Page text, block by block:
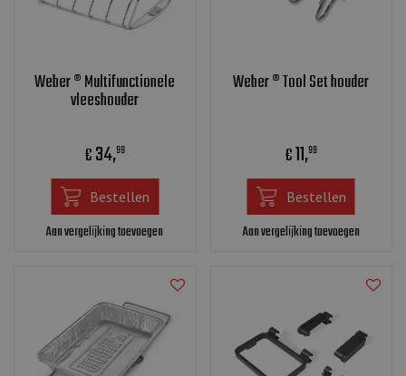
Weber ® Multifunctionele
vleeshouder
€34,99
Bestellen
Aan vergelijking toevoegen
Weber ® Tool Set houder
€11,99
Bestellen
Aan vergelijking toevoegen